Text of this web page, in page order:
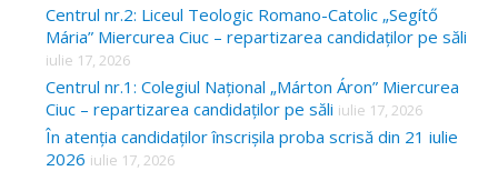
Centrul nr.2: Liceul Teologic Romano-Catolic „Segítő
Mária” Miercurea Ciuc – repartizarea candidaților pe săli
iulie 17, 2026
Centrul nr.1: Colegiul Național „Márton Áron” Miercurea
Ciuc – repartizarea candidaților pe săli iulie 17, 2026
În atenția candidaților înscrișila proba scrisă din 21 iulie
2026 iulie 17, 2026